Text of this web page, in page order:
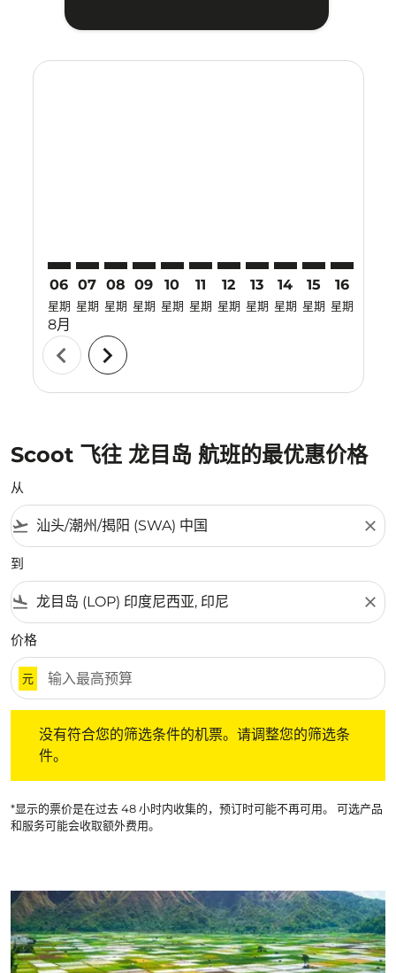
06
星期
8月
07
星期
08
星期
09
星期
10
星期
11
星期
12
星期
13
星期
14
星期
15
星期
16
星期
chevron_left chevron_right
Scoot 飞往 龙目岛 航班的最优惠价格
从
flight_takeoff close
到
flight_land close
价格
元
没有符合您的筛选条件的机票。请调整您的筛选条
件。
*显示的票价是在过去 48 小时内收集的，预订时可能不再可用。 可选产品
和服务可能会收取额外费用。